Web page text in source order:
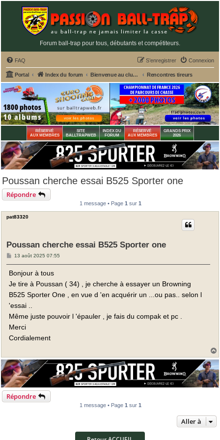
Forum ball-trap pour tous, débutants et compétiteurs.
FAQ Connexion
S’enregistrer
Portal Index du forum Bienvenue au club house PASSION BALL-TRAP Rencontres tireurs
RÉSERVÉ
AUX MEMBRES
SITE
BALLTRAPWEB
INDEX DU
FORUM
RÉSERVÉ
AUX MEMBRES
GRANDS PRIX
2026
Poussan cherche essai B525 Sporter one
Répondre
1 message • Page 1 sur 1
pat83320
Poussan cherche essai B525 Sporter one
M
s
g
13 août 2025 07:55
Bonjour à tous
Je tire à Poussan ( 34) , je cherche à essayer un Browning
B525 Sporter One , en vue d 'en acquérir un ...ou pas.. selon l
'essai ..
Même juste pouvoir l 'épauler , je fais du compak et pc .
Merci
Cordialement
t
Répondre
1 message • Page 1 sur 1
Aller à